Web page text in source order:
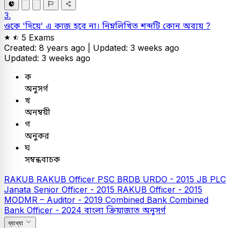
3.
ওকে 'দিয়ে' এ কাজ হবে না। নিম্নলিখিত শব্দটি কোন অব্যয় ?
5 Exams
Created: 8 years ago | Updated: 3 weeks ago
Updated: 3 weeks ago
ক
অনুসর্গ
খ
অনম্বয়ী
গ
অনুকর
ঘ
সম্বন্ধবাচক
RAKUB RAKUB Officer PSC BRDB URDO - 2015 JB PLC
Janata Senior Officer - 2015 RAKUB Officer - 2015
MODMR – Auditor - 2019 Combined Bank Combined
Bank Officer - 2024 বাংলা ক্রিয়াজাত অনুসর্গ
ব্যাখ্যা